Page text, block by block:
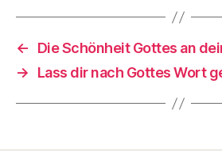
←
Die Schönheit Gottes an
→
Lass dir nach Gottes Wort